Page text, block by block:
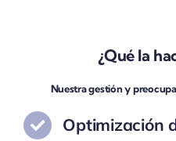
¿Qué la
Nuestra gestión y
Optimización